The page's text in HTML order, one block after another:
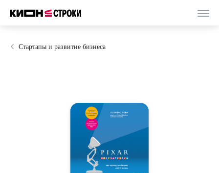
Стартапы и развитие бизнеса